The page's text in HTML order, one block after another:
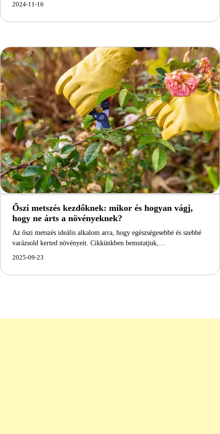
2024-11-16
Őszi metszés kezdőknek: mikor és hogyan vágj,
hogy ne árts a növényeknek?
Az őszi metszés ideális alkalom arra, hogy egészségesebbé és szebbé
varázsold kerted növényeit. Cikkünkben bemutatjuk,…
2025-09-23